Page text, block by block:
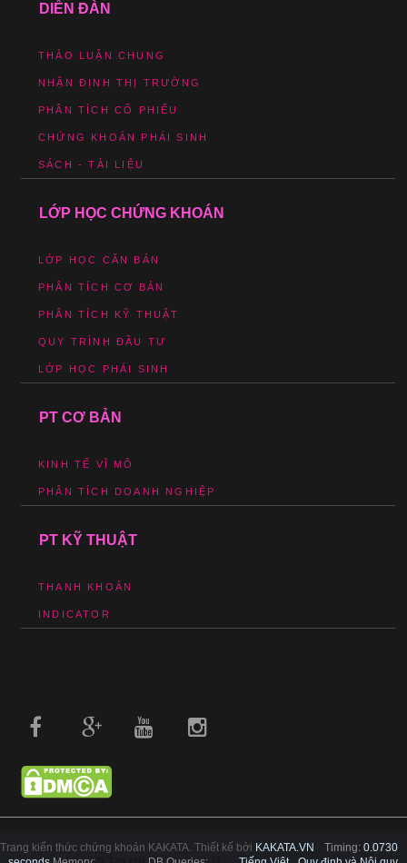
DIỄN ĐÀN
THẢO LUẬN CHUNG
NHẬN ĐỊNH THỊ TRƯỜNG
PHÂN TÍCH CỔ PHIẾU
CHỨNG KHOÁN PHÁI SINH
SÁCH - TÀI LIỆU
LỚP HỌC CHỨNG KHOÁN
LỚP HỌC CĂN BẢN
PHÂN TÍCH CƠ BẢN
PHÂN TÍCH KỸ THUẬT
QUY TRÌNH ĐẦU TƯ
LỚP HỌC PHÁI SINH
PT CƠ BẢN
KINH TẾ VĨ MÔ
PHÂN TÍCH DOANH NGHIỆP
PT KỸ THUẬT
THANH KHOẢN
INDICATOR
Trang kiến thức chứng khoán KAKATA. Thiết kế bởi KAKATA.VN
Timing: 0.0730